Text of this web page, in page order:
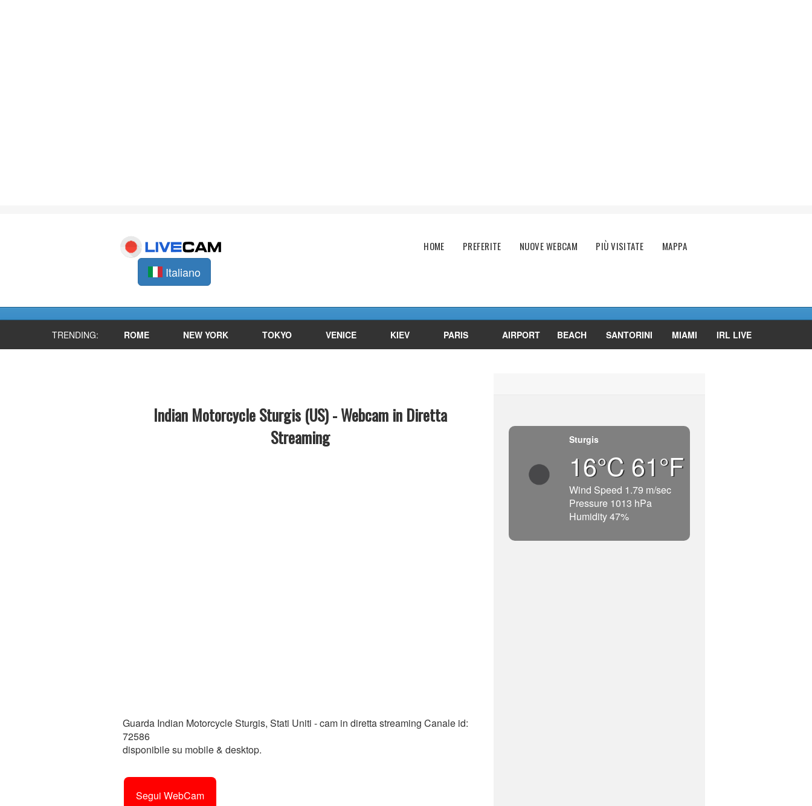
Italiano
Main menu
HOME PREFERITE NUOVE WEBCAM PIÙ VISITATE MAPPA
TRENDING: ROME NEW YORK TOKYO VENICE KIEV PARIS AIRPORT BEACH SANTORINI MIAMI IRL LIVE
Indian Motorcycle Sturgis (US) - Webcam in Diretta
Streaming
Guarda Indian Motorcycle Sturgis, Stati Uniti - cam in diretta streaming Canale id:
72586
disponibile su mobile & desktop.
Sturgis
16°C 61°F
Wind Speed 1.79 m/sec
Pressure 1013 hPa
Humidity 47%